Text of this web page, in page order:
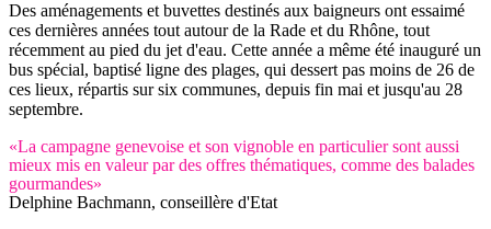
Des aménagements et buvettes destinés aux baigneurs ont essaimé
ces dernières années tout autour de la Rade et du Rhône, tout
récemment au pied du jet d'eau. Cette année a même été inauguré un
bus spécial, baptisé ligne des plages, qui dessert pas moins de 26 de
ces lieux, répartis sur six communes, depuis fin mai et jusqu'au 28
septembre.
«La campagne genevoise et son vignoble en particulier sont aussi
mieux mis en valeur par des offres thématiques, comme des balades
gourmandes»
Delphine Bachmann, conseillère d'Etat